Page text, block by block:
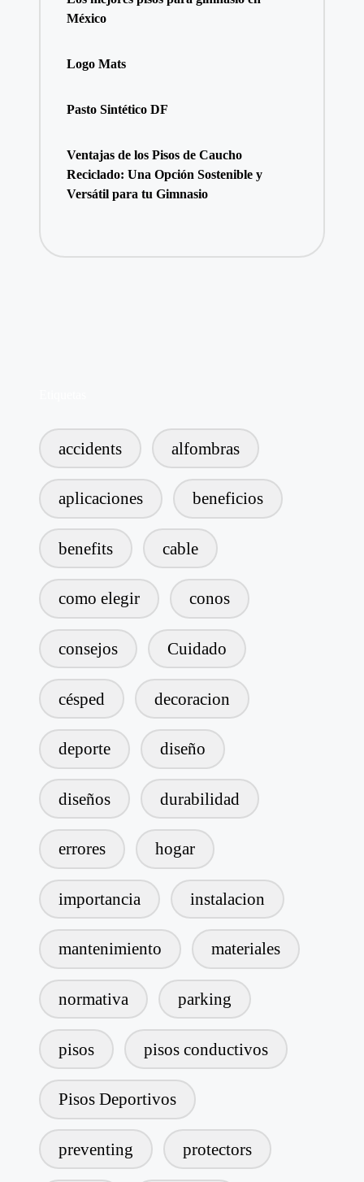
México
Logo Mats
Pasto Sintético DF
Ventajas de los Pisos de Caucho
Reciclado: Una Opción Sostenible y
Versátil para tu Gimnasio
accidents alfombras
aplicaciones beneficios
benefits cable
como elegir conos
consejos Cuidado
césped decoracion
deporte diseño
diseños durabilidad
errores hogar
importancia instalacion
mantenimiento materiales
normativa parking
pisos pisos conductivos
Pisos Deportivos
preventing protectors